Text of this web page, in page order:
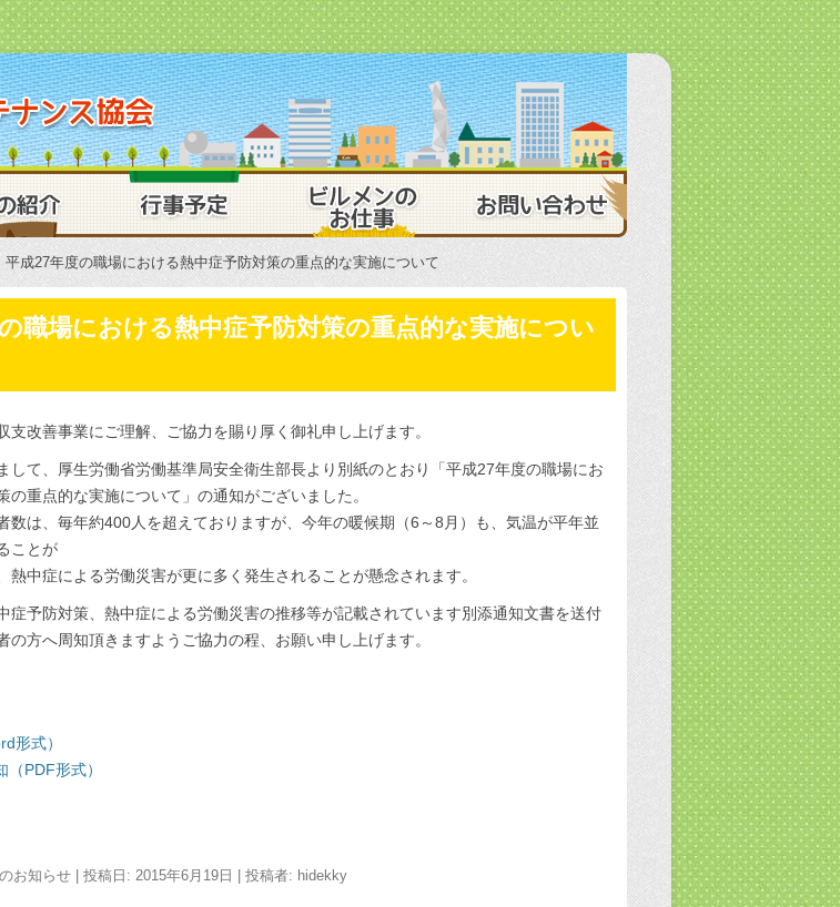
一般社団法人 茨城県ビルメンテナンス協会
会員の紹介 行事予定 ビルメンのお仕事 お問い合わせ
平成27年度の職場における熱中症予防対策の重点的な実施について
職場における熱中症予防対策の重点的な実施につい
支改善事業にご理解、ご協力を賜り厚く御礼申し上げます。
して、厚生労働省労働基準局安全衛生部長より別紙のとおり「平成27年度の職場にお
の重点的な実施について」の通知がございました。
数は、毎年約400人を超えておりますが、今年の暖候期（6～8月）も、気温が平年並
ことが
熱中症による労働災害が更に多く発生されることが懸念されます。
症予防対策、熱中症による労働災害の推移等が記載されています別添通知文書を送付
の方へ周知頂きますようご協力の程、お願い申し上げます。
形式）
（PDF形式）
お知らせ | 投稿日:2015年6月19日 |投稿者: hidekky